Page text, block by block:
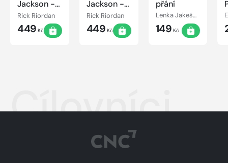
Jackson -
Bitva o
labyrint
Rick Riordan
449 Kč
Jackson -
Poslední z
bohů
Rick Riordan
449 Kč
přání
Lenka Jakešová
149 Kč
Cílovníci